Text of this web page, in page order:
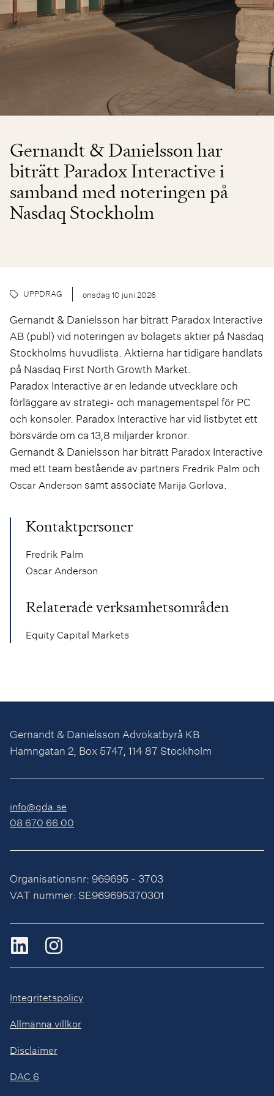
Gernandt & Danielsson har
biträtt Paradox Interactive i
samband med noteringen på
Nasdaq Stockholm
UPPDRAG onsdag 10 juni 2026
Gernandt & Danielsson har biträtt Paradox Interactive
AB (publ) vid noteringen av bolagets aktier på Nasdaq
Stockholms huvudlista. Aktierna har tidigare handlats
på Nasdaq First North Growth Market.
Paradox Interactive är en ledande utvecklare och
förläggare av strategi- och managementspel för PC
och konsoler. Paradox Interactive har vid listbytet ett
börsvärde om ca 13,8 miljarder kronor.
Gernandt & Danielsson har biträtt Paradox Interactive
med ett team bestående av partners Fredrik Palm och
Oscar Anderson samt associate Marija Gorlova.
Kontaktpersoner
Fredrik Palm
Oscar Anderson
Relaterade verksamhetsområden
Equity Capital Markets
Gernandt & Danielsson Advokatbyrå KB
Hamngatan 2, Box 5747, 114 87 Stockholm
info@gda.se
08 670 66 00
Organisationsnr: 969695 - 3703
VAT nummer: SE969695370301
Integritetspolicy
Allmänna villkor
Disclaimer
DAC 6